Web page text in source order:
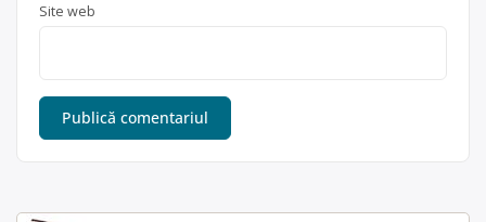
Site web